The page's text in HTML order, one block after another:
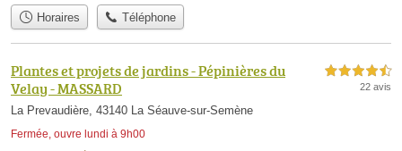
Horaires Téléphone
Plantes et projets de jardins - Pépinières du
Velay - MASSARD
La Prevaudière, 43140 La Séauve-sur-Semène
Fermée, ouvre lundi à 9h00
4,5 étoiles sur 5
22 avis